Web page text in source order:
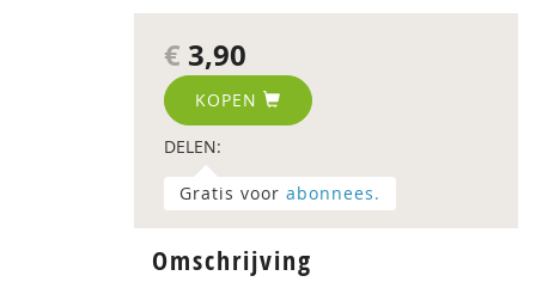
€ 3,90
KOPEN
DELEN:
Gratis voor abonnees.
Omschrijving